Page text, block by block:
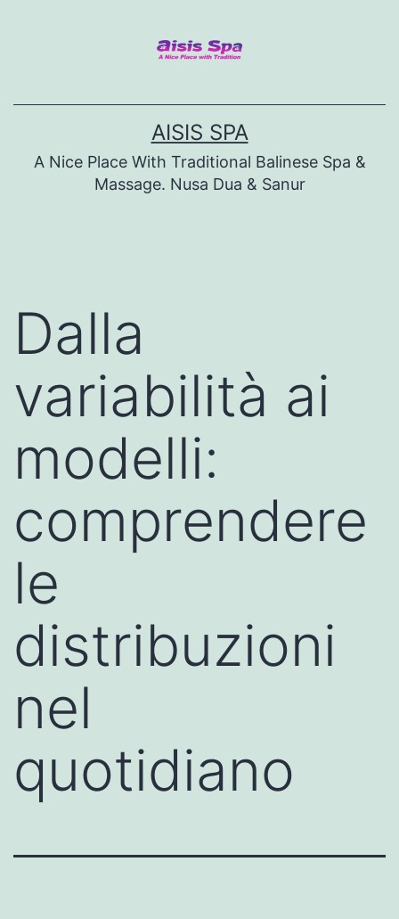
AISIS SPA
A Nice Place With Traditional Balinese Spa &
Massage. Nusa Dua & Sanur
Dalla
variabilità ai
modelli:
comprendere
le
distribuzioni
nel
quotidiano